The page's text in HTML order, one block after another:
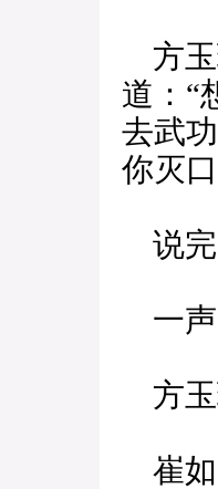
方玉
道：“
去武
你灭
说完
一声
方玉
崔如